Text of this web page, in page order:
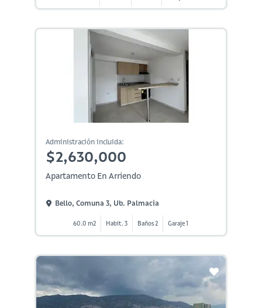
Administración incluida:
$2,630,000
Apartamento En Arriendo
Bello, Comuna 3, Ub. Palmacia
60.0 m2 Habit. 3 Baños 2 Garaje 1